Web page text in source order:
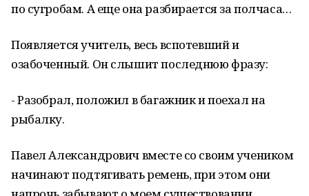
по сугробам. А еще она разбирается за полчаса…
Появляется учитель, весь вспотевший и
озабоченный. Он слышит последнюю фразу:
- Разобрал, положил в багажник и поехал на
рыбалку.
Павел Александрович вместе со своим учеником
начинают подтягивать ремень, при этом они